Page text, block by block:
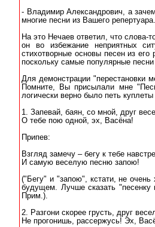
- Владимир Александрович, а
многие песни из Вашего репертуара.
На это Нечаев ответил, что слова-
он во избежание неприятных
стихотворные основы песен из
поскольку самые популярные
Для демонстрации "перестановки
Помните, Вы присылали мне
логически верно было петь
1. Запевай, баян, со мной, друг
О тебе пою одной, эх, Васёна!
Припев:
Взгляд замечу – бегу к тебе
И самую веселую песню запою!
("Бегу" и "запою", кстати, не
будущем. Лучше сказать
Прим.).
2. Разгони скорее грусть, друг
Не прогонишь, рассержусь! Эх,